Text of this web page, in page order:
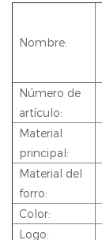
Nombre:
Número de
artículo:
Material
principal:
Material del
forro:
Color:
Logo: